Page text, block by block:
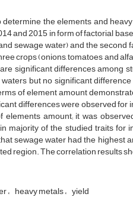
determine the elements and
and 2015 in form of factorial
sewage water) and the second
crops (onions, tomatoes and
significant differences among
but no significant
of element amount
differences were observed for
elements amount; it was
majority of the studied traits for
sewage water had the highest
region. The correlation results
heavy metals yield